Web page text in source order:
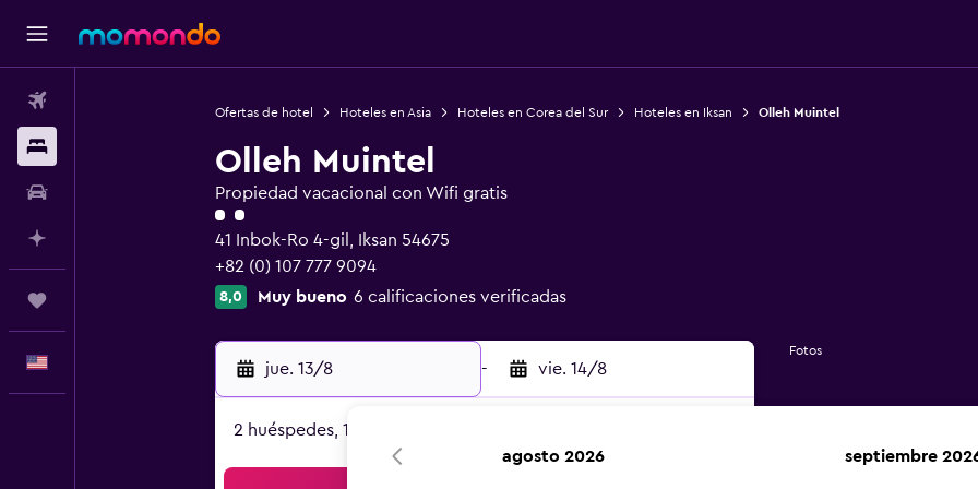
Ofertas de hotel Hoteles en Asia Hoteles en Corea del Sur Hoteles en Iksan Olleh Muintel
Olleh Muintel
Propiedad vacacional con Wifi gratis
Categoría 2
41 Inbok-Ro 4-gil, Iksan 54675
+82 (0) 107 777 9094
8,0 Muy bueno 6 calificaciones verificadas
jue. 13/8 - vie. 14/8
2 huéspedes, 1 habitación
Fotos
agosto 2026 septiembre